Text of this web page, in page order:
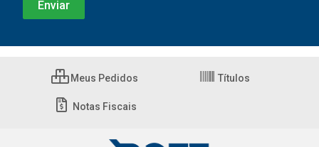
Meus Pedidos Títulos
Notas Fiscais